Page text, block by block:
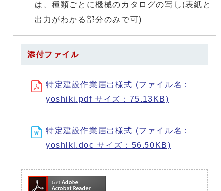
は、種類ごとに機械のカタログの写し(表紙と
出力がわかる部分のみで可)
添付ファイル
特定建設作業届出様式 (ファイル名：
yoshiki.pdf サイズ：75.13KB)
特定建設作業届出様式 (ファイル名：
yoshiki.doc サイズ：56.50KB)